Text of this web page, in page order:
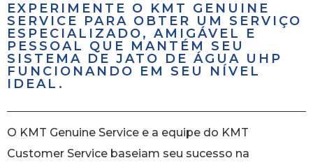
EXPERIMENTE O KMT GENUINE
SERVICE PARA OBTER UM SERVIÇO
ESPECIALIZADO, AMIGÁVEL E
PESSOAL QUE MANTÉM SEU
SISTEMA DE JATO DE ÁGUA UHP
FUNCIONANDO EM SEU NÍVEL
IDEAL.
O KMT Genuine Service e a equipe do KMT
Customer Service baseiam seu sucesso na